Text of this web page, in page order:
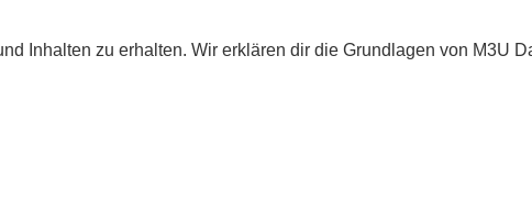
Inhalten zu erhalten. Wir erklären dir die Grundlagen von M3U